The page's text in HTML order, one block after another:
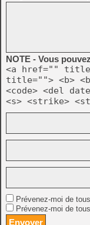
NOTE - Vous
<a href=""
title=""> <b>
<code> <del
<s> <strike>
Prévenez-moi de
Prévenez-moi de